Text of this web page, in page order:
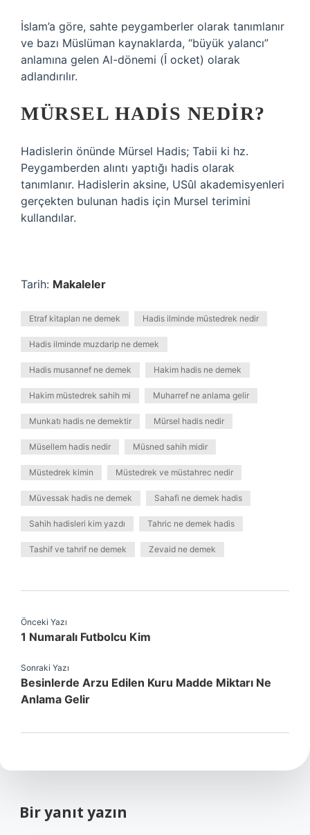
İslam’a göre, sahte peygamberler olarak tanımlanır
ve bazı Müslüman kaynaklarda, “büyük yalancı”
anlamına gelen Al-dönemi (اَ ocket) olarak
adlandırılır.
MÜRSEL HADIS NEDIR?
Hadislerin önünde Mürsel Hadis; Tabii ki hz.
Peygamberden alıntı yaptığı hadis olarak
tanımlanır. Hadislerin aksine, USûl akademisyenleri
gerçekten bulunan hadis için Mursel terimini
kullandılar.
Tarih: Makaleler
Etraf kitapları ne demek Hadis ilminde müstedrek nedir
Hadis ilminde muzdarip ne demek
Hadis musannef ne demek Hakim hadis ne demek
Hakim müstedrek sahih mi Muharref ne anlama gelir
Munkatı hadis ne demektir Mürsel hadis nedir
Müsellem hadis nedir Müsned sahih midir
Müstedrek kimin Müstedrek ve müstahrec nedir
Müvessak hadis ne demek Sahafi ne demek hadis
Sahih hadisleri kim yazdı Tahric ne demek hadis
Tashif ve tahrif ne demek Zevaid ne demek
Önceki Yazı
1 Numaralı Futbolcu Kim
Sonraki Yazı
Besinlerde Arzu Edilen Kuru Madde Miktarı Ne
Anlama Gelir
Bir yanıt yazın